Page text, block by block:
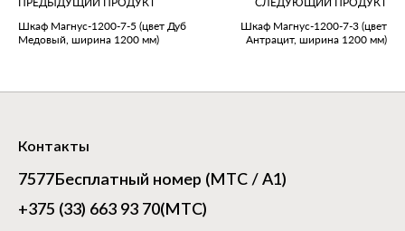
ПРЕДЫДУЩИЙ ПРОДУКТ
Шкаф Магнус‑1200‑7‑5 (цвет Дуб
Медовый, ширина 1200 мм)
СЛЕДУЮЩИЙ ПРОДУКТ
Шкаф Магнус‑1200‑7‑3 (цвет
Антрацит, ширина 1200 мм)
Контакты
7577 Бесплатный номер (МТС / А1)
+375 (33) 663 93 70(МТС)